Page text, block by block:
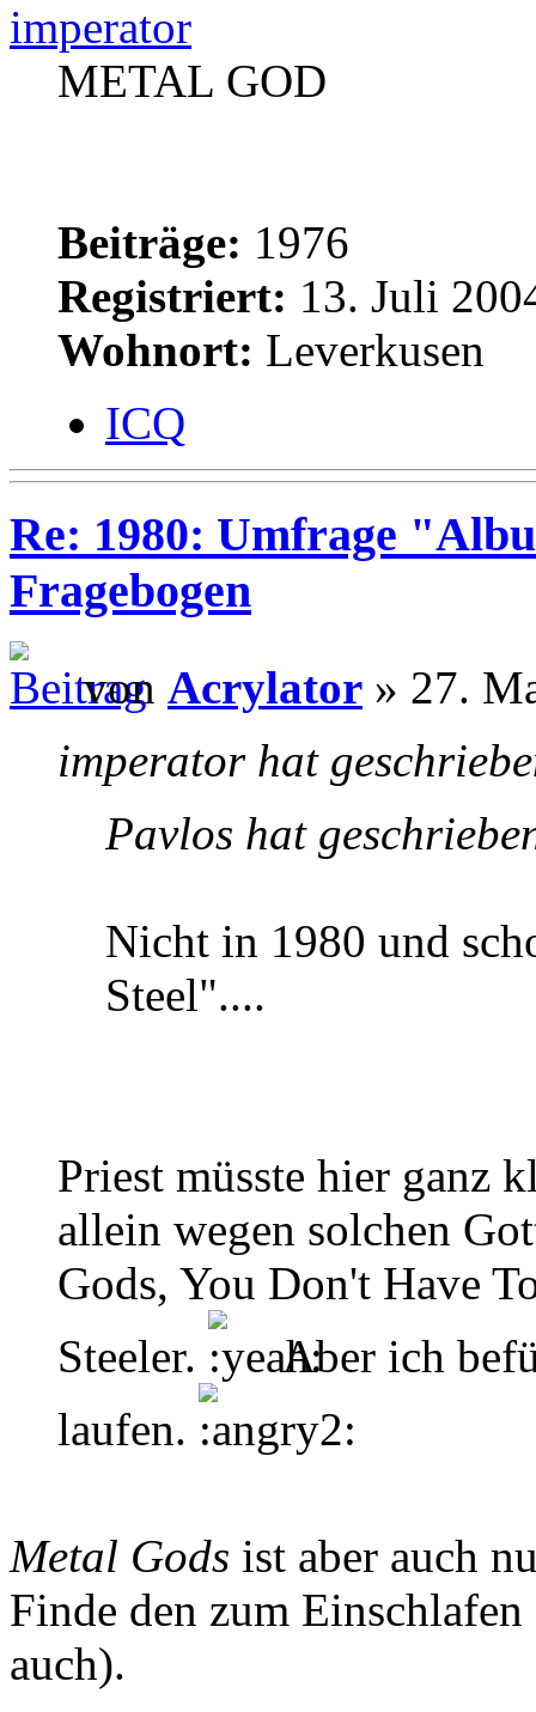
imperator
METAL GOD
Beiträge: 1976
Registriert: 13. Juli
Wohnort: Leverkusen
ICQ
Re: 1980: Umfrage
Fragebogen
von Acrylator » 27.
imperator hat
Pavlos hat
Nicht in 1980 und
Steel"....
Priest müsste hier ganz
allein wegen solchen
Gods, You Don't Have
Steeler.
Aber ich
laufen.
Metal Gods ist aber auch
Finde den zum
auch).